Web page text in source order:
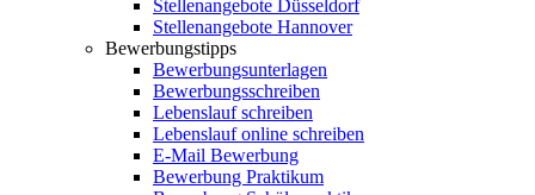
Stellenangebote Düsseldorf
Stellenangebote Hannover
Bewerbungstipps
Bewerbungsunterlagen
Bewerbungsschreiben
Lebenslauf schreiben
Lebenslauf online schreiben
E-Mail Bewerbung
Bewerbung Praktikum